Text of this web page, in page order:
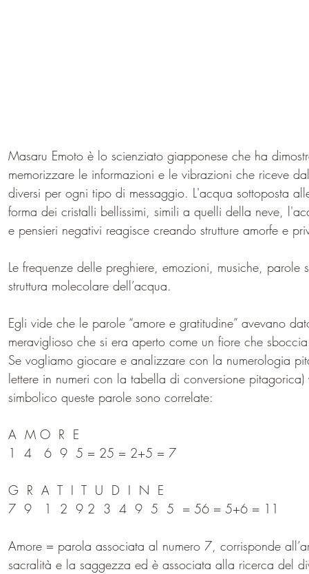
Masaru Emoto è lo scienziato giapponese che ha
memorizzare le informazioni e le vibrazioni che riceve
diversi per ogni tipo di messaggio. L'acqua sottoposta
forma dei cristalli bellissimi, simili a quelli della neve,
e pensieri negativi reagisce creando strutture amorfe e
Le frequenze delle preghiere, emozioni, musiche, parole
struttura molecolare dell’acqua.
Egli vide che le parole “amore e gratitudine” avevano
meraviglioso che si era aperto come un fiore che
Se vogliamo giocare e analizzare con la numerologia
lettere in numeri con la tabella di conversione
simbolico queste parole sono correlate:
A  M O  R  E
1  4   6  9  5 = 25 = 2+5 = 7
G  R  A  T  I  T  U  D  I  N  E
7  9   1  2  9 2  3  4  9  5  5  = 56 = 5+6 = 11
Amore = parola associata al numero 7, corrisponde
sacralità e la saggezza ed è associata alla ricerca del